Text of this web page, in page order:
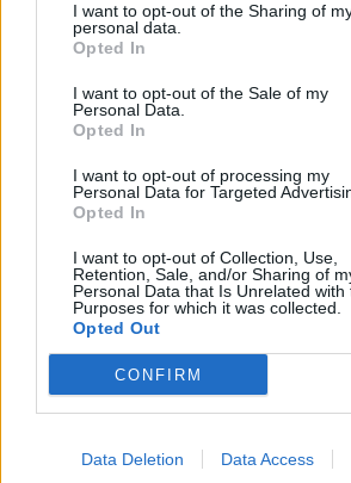
I want to opt-out of the Sharing of
personal data.
Opted In
I want to opt-out of the Sale of my
Personal Data.
Opted In
I want to opt-out of processing my
Personal Data for Targeted
Opted In
I want to opt-out of Collection, Use,
Retention, Sale, and/or Sharing of
Personal Data that Is Unrelated with
Purposes for which it was collected.
Opted Out
CONFIRM
Data Deletion Data Access
Kauno Žalgiris UEFA Europos konferencijų lyga
Komentuoti po šiuo straipsniu
Komentuoti gali tik Lrytas
Prisijunkite prie registruotų
bendruomenės ir bendraukite